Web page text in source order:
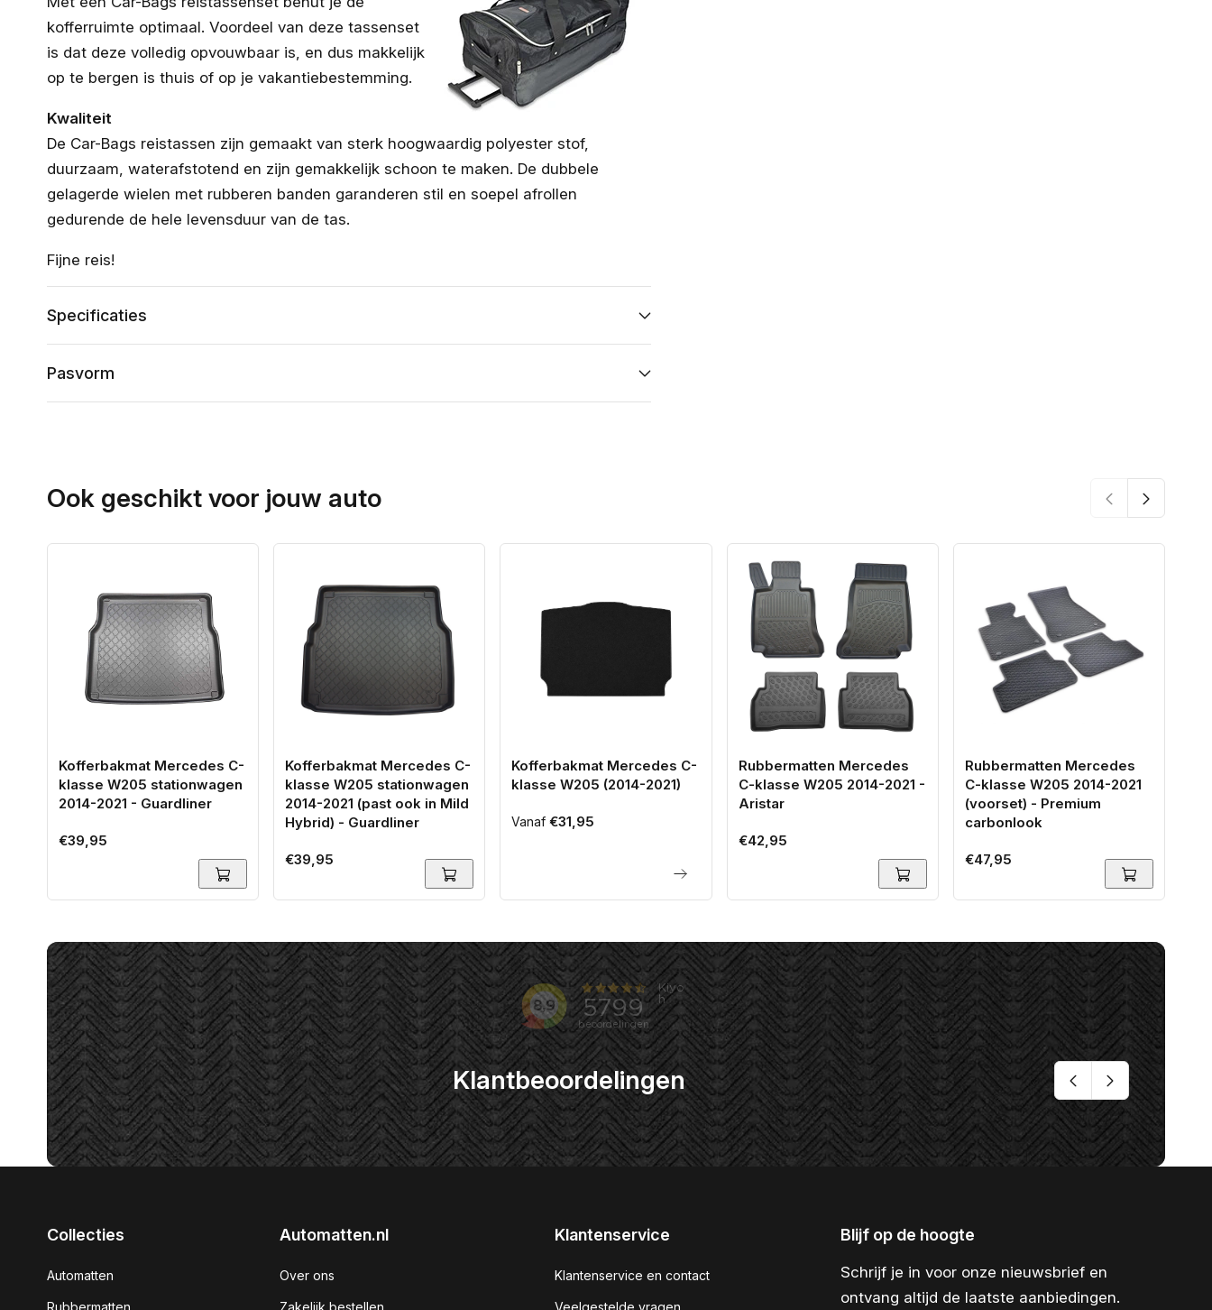
kofferruimte optimaal. Voordeel van deze tassenset
is dat deze volledig opvouwbaar is, en dus makkelijk
op te bergen is thuis of op je vakantiebestemming.
Kwaliteit
De Car-Bags reistassen zijn gemaakt van sterk hoogwaardig polyester stof,
duurzaam, waterafstotend en zijn gemakkelijk schoon te maken. De dubbele
gelagerde wielen met rubberen banden garanderen stil en soepel afrollen
gedurende de hele levensduur van de tas.
Fijne reis!
Specificaties
Pasvorm
Ook geschikt voor jouw auto
Kofferbakmat Mercedes C-
klasse W205 stationwagen
2014-2021 - Guardliner
Normale
€39,95
Kofferbakmat Mercedes C-
klasse W205 stationwagen
2014-2021 (past ook in Mild
Hybrid) - Guardliner
Normale
€39,95
Kofferbakmat Mercedes C-
klasse W205 (2014-2021)
Normale
Vanaf €31,95
Rubbermatten Mercedes
C-klasse W205 2014-2021 -
Aristar
Normale
€42,95
Rubbermatten Mercedes
C-klasse W205 2014-2021
(voorset) - Premium
carbonlook
Normale
€47,95
Klantbeoordelingen
Collecties
Automatten
Automatten.nl
Over ons
Klantenservice
Klantenservice en contact
Blijf op de hoogte
Schrijf je in voor onze nieuwsbrief en
ontvang altijd de laatste aanbiedingen.